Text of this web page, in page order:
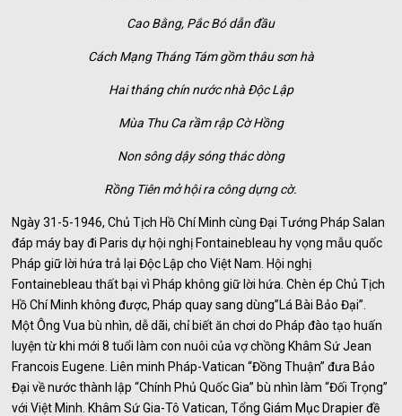
Cao Bằng, Pắc Bó dẫn đầu
Cách Mạng Tháng Tám gồm thâu sơn hà
Hai tháng chín nước nhà Độc Lập
Mùa Thu Ca rầm rập Cờ Hồng
Non sông dậy sóng thác dòng
Rồng Tiên mở hội ra công dựng cờ.
Ngày 31-5-1946, Chủ Tịch Hồ Chí Minh cùng Đại Tướng Pháp Salan
đáp máy bay đi Paris dự hội nghị Fontainebleau hy vọng mẫu quốc
Pháp giữ lời hứa trả lại Độc Lập cho Việt Nam. Hội nghị
Fontainebleau thất bại vì Pháp không giữ lời hứa. Chèn ép Chủ Tịch
Hồ Chí Minh không được, Pháp quay sang dùng”Lá Bài Bảo Đại”.
Một Ông Vua bù nhìn, dễ dãi, chỉ biết ăn chơi do Pháp đào tạo huấn
luyện từ khi mới 8 tuổi làm con nuôi của vợ chồng Khâm Sứ Jean
Francois Eugene. Liên minh Pháp-Vatican “Đồng Thuận” đưa Bảo
Đại về nước thành lập “Chính Phủ Quốc Gia” bù nhìn làm “Đối Trọng”
với Việt Minh. Khâm Sứ Gia-Tô Vatican, Tổng Giám Mục Drapier đề